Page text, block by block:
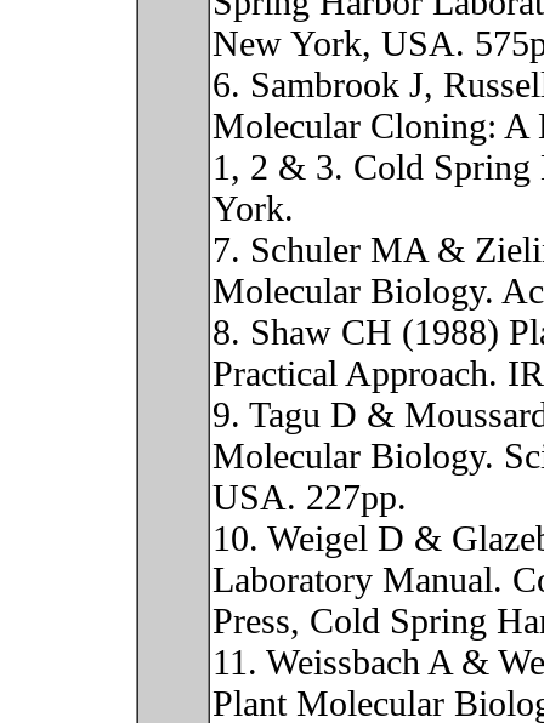
New York, USA.
6. Sambrook J,
Molecular Cloning: A
1, 2 & 3. Cold Spring
York.
7. Schuler MA &
Molecular Biology.
8. Shaw CH (1988)
Practical Approach.
9. Tagu D &
Molecular Biology.
USA. 227pp.
10. Weigel D &
Laboratory Manual.
Press, Cold Spring
11. Weissbach A &
Plant Molecular